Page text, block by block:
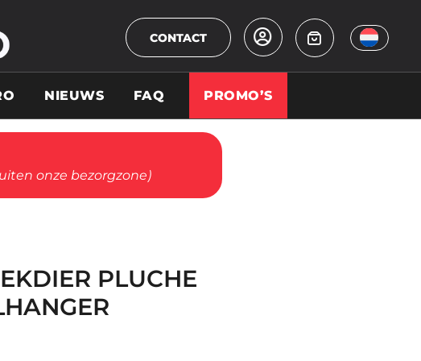
CONTACT
NIEUWS FAQ PROMO’S
onze bezorgzone)
PLUCHE